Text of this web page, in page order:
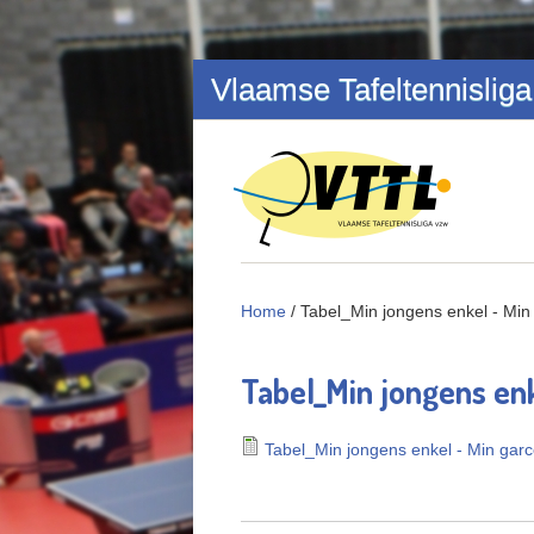
Overslaan en naar de inhoud gaan
Vlaamse Tafeltennisliga
Home / Tabel_Min jongens enkel -
Tabel_Min jongens
Tabel_Min jongens enkel - Min